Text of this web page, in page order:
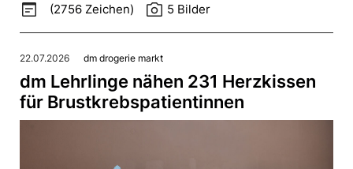
wysiwyg (2756 Zeichen) photo_camera 5 Bilder
22.07.2026 dm drogerie markt
dm Lehrlinge nähen 231 Herzkissen
für Brustkrebspatientinnen